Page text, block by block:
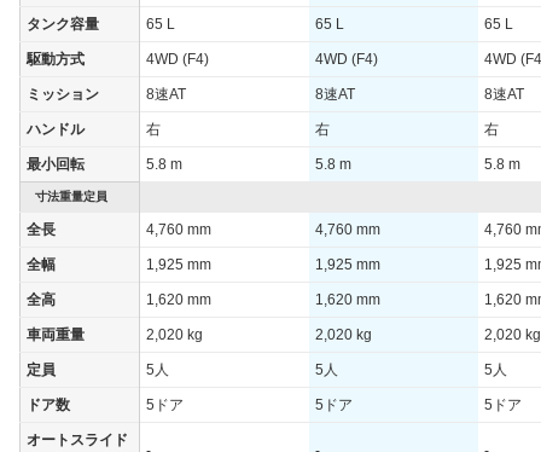
タンク容量 65 L 65 L 65 L
駆動方式 4WD (F4) 4WD (F4) 4WD
ミッション 8速AT 8速AT 8速AT
ハンドル 右 右 右
最小回転 5.8 m 5.8 m 5.8 m
寸法重量定員
全長 4,760 mm 4,760 mm 4,760
全幅 1,925 mm 1,925 mm 1,925
全高 1,620 mm 1,620 mm 1,620
車両重量 2,020 kg 2,020 kg 2,020 kg
定員 5人 5人 5人
ドア数 5ドア 5ドア 5ドア
オートスライド